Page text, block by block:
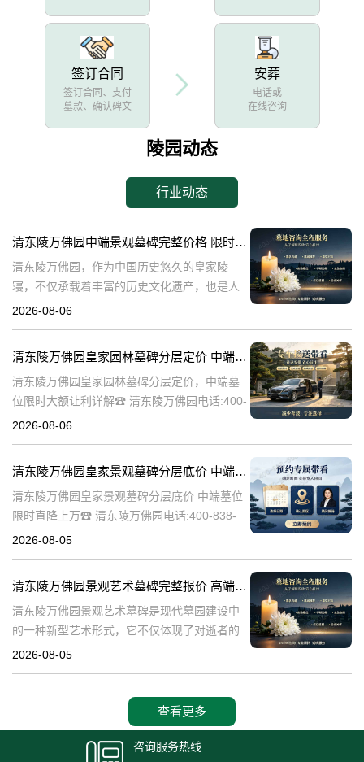
签订合同
签订合同、支付
墓款、确认碑文
安葬
电话或
在线咨询
陵园动态
行业动态
清东陵万佛园中端景观墓碑完整价格 限时减免多年管理费详解
清东陵万佛园，作为中国历史悠久的皇家陵
寝，不仅承载着丰富的历史文化遗产，也是人
们缅怀先人、寄托哀思的重要场所。近年来，
清
2026-08-06
清东陵万佛园皇家园林墓碑分层定价 中端墓位限时大额让利详解
清东陵万佛园皇家园林墓碑分层定价，中端墓
位限时大额让利详解☎ 清东陵万佛园电话:400-
838-5063清东陵万佛园，作为中国历史上著名
2026-08-06
清东陵万佛园皇家景观墓碑分层底价 中端墓位限时直降上万
清东陵万佛园皇家景观墓碑分层底价 中端墓位
限时直降上万☎ 清东陵万佛园电话:400-838-
5063清东陵万佛园，作为中国历史上著名的皇
2026-08-05
清东陵万佛园景观艺术墓碑完整报价 高端墓型大额直降活动详解
清东陵万佛园景观艺术墓碑是现代墓园建设中
的一种新型艺术形式，它不仅体现了对逝者的
尊重和缅怀，更是一种文化艺术的传承。本文
2026-08-05
查看更多
咨询服务热线